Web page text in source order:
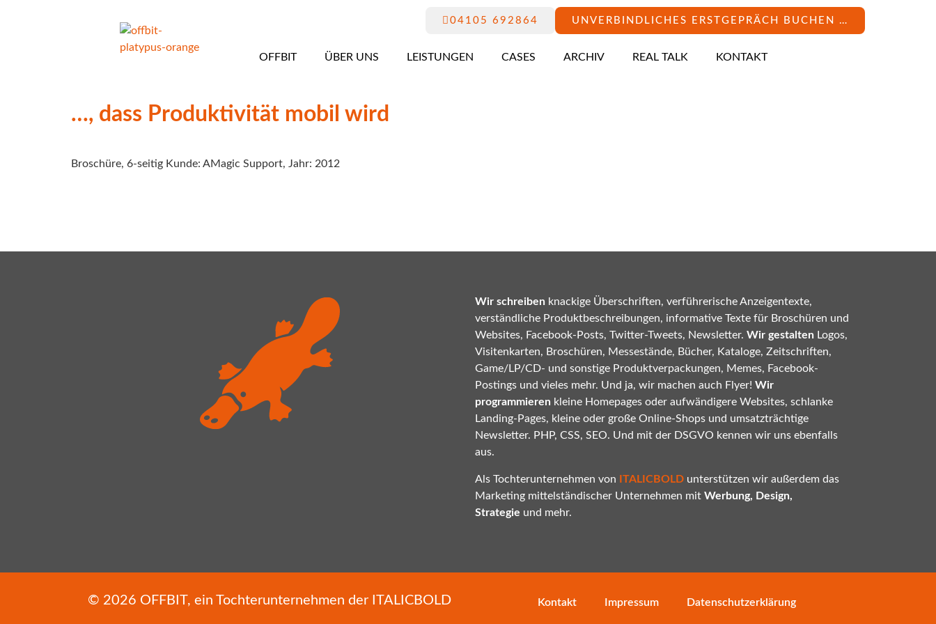
UNVERBINDLICHES ERSTGEPRÄCH BUCHEN …
04105 692864
OFFBIT ÜBER UNS LEISTUNGEN CASES ARCHIV REAL TALK KONTAKT
…, dass Produktivität mobil wird
Broschüre, 6-seitig Kunde: AMagic Support, Jahr: 2012
Wir schreiben knackige Überschriften, verführerische Anzeigentexte,
verständliche Produktbeschreibungen, informative Texte für Broschüren und
Websites, Facebook-Posts, Twitter-Tweets, Newsletter. Wir gestalten Logos,
Visitenkarten, Broschüren, Messestände, Bücher, Kataloge, Zeitschriften,
Game/LP/CD- und sonstige Produktverpackungen, Memes, Facebook-
Postings und vieles mehr. Und ja, wir machen auch Flyer! Wir
programmieren kleine Homepages oder aufwändigere Websites, schlanke
Landing-Pages, kleine oder große Online-Shops und umsatzträchtige
Newsletter. PHP, CSS, SEO. Und mit der DSGVO kennen wir uns ebenfalls
aus.
Als Tochterunternehmen von ITALICBOLD unterstützen wir außerdem das
Marketing mittelständischer Unternehmen mit Werbung, Design,
Strategie und mehr.
© 2026 OFFBIT, ein Tochterunternehmen der ITALICBOLD Kontakt Impressum Datenschutzerklärung